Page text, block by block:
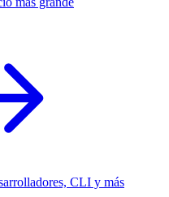
CLI y más